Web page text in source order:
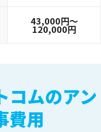
43,000円～
120,000円
コムのアン
費用